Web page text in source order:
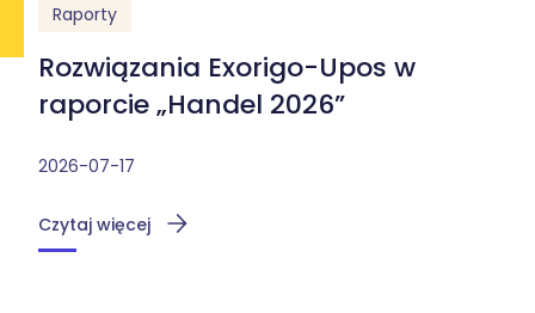
Raporty
Rozwiązania Exorigo-Upos w
raporcie „Handel 2026”
2026-07-17
Czytaj więcej